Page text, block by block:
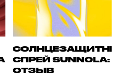
СПРЕЙ SUNNOLA:
ОТЗЫВ